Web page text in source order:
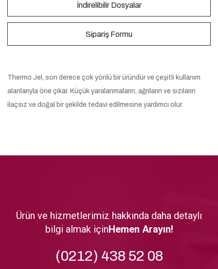
İndirelibilir Dosyalar
Sipariş Formu
Thermo Jel, son derece çok yönlü bir üründür ve çeşitli kullanım
alanlarıyla öne çıkar. Küçük yaralanmaların, ağrıların ve sızıların
ilaçsız ve doğal bir şekilde tedavi edilmesine yardımcı olur.
Ürün ve hizmetlerimiz hakkında daha detaylı
bilgi almak içinHemen Arayın!
(0212) 438 52 08